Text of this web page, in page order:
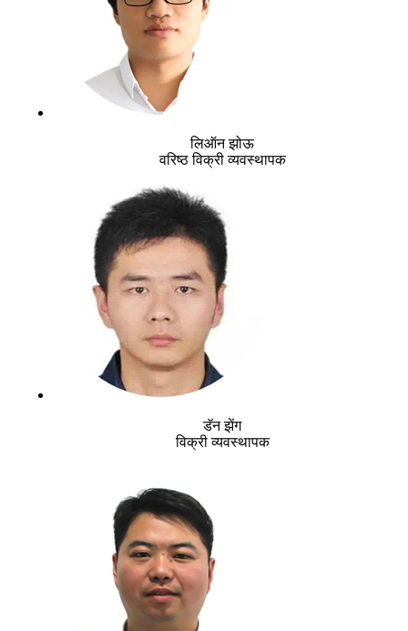
लिऑन झोऊ
वरिष्ठ विक्री व्यवस्थापक
डॅन झेंग
विक्री व्यवस्थापक